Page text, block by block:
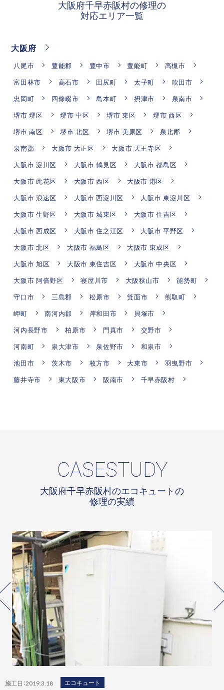
大阪府千早赤阪村の修理の
対応エリア一覧
大阪府
八尾市 豊能郡 豊中市 豊能町
高槻市
富田林市
高石市 田尻町 太子町
吹田市
忠岡町
四條畷市 島本町 摂津市
泉南市
堺市 堺区
堺市 中区 堺市 東区
堺市 西区
堺市 南区
堺市 北区 堺市 美原区
泉北郡
泉南郡
大阪市 大正区
大阪市 天王寺区
大阪市 淀川区
大阪市 鶴見区
大阪市 都島区
大阪市 此花区
大阪市 西区
大阪市 港区
大阪市 浪速区
大阪市 西淀川区
大阪市 東淀川区
大阪市 生野区
大阪市 城東区
大阪市 住吉区
大阪市 西成区
大阪市 住之江区
大阪市 平野区
大阪市 北区
大阪市 福島区
大阪市 東成区
大阪市 旭区
大阪市 東住吉区
大阪市 中央区
大阪市 阿倍野区
寝屋川市 大阪狭山市
能勢町
守口市
三島郡 松原市 箕面市
熊取町
岬町
南河内郡 岸和田市
貝塚市
河内長野市
柏原市 門真市
交野市
河南町
泉大津市 泉佐野市
和泉市
池田市
茨木市 枚方市 大東市
羽曳野市
藤井寺市
東大阪市 阪南市 千早赤阪村
CASESTUDY
大阪府千早赤阪村のエコキュートの
修理の実績
施工日：2019.3.18 エコキュート